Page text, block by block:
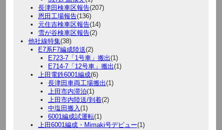
長津田検車区報告(207)
恩田工場報告(136)
元住吉検車区報告(14)
雪が谷検車区報告(2)
他社線特集(38)
E7系F7編成陸送(2)
E723-7「1号車」搬出(1)
E714-7「12号車」搬出(1)
上田電鉄6001編成(6)
長津田車両工場搬出(1)
上田市内滞泊(1)
上田市内陸送/到着(2)
中塩田搬入(1)
6001編成試運転(1)
上田6001編成・Mimaki号デビュー(1)